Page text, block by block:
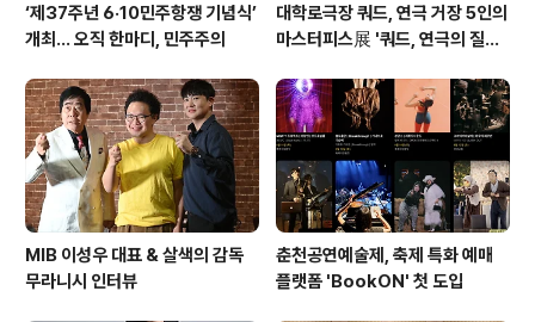
‘제37주년 6·10민주항쟁 기념식’
개최… 오직 한마디, 민주주의
대학로극장 쿼드, 연극 거장 5인의
마스터피스展 '쿼드, 연극의 질문
오픈
MIB 이성우 대표 & 살색의 감독
무라니시 인터뷰
춘천공연예술제, 축제 특화 예매
플랫폼 'BookON' 첫 도입